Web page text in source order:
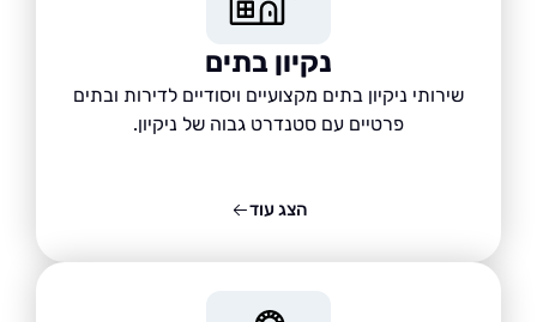
נקיון בתים
שירותי ניקיון בתים מקצועיים ויסודיים לדירות ובתים
פרטיים עם סטנדרט גבוה של ניקיון.